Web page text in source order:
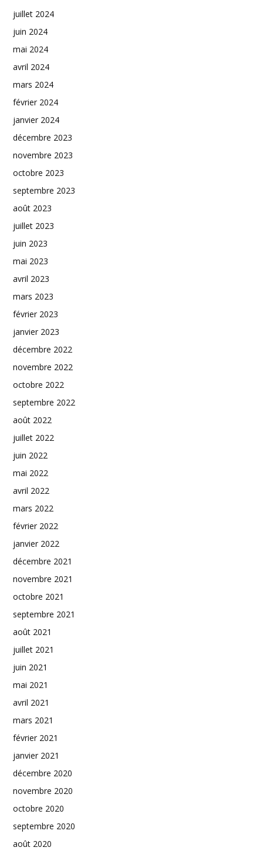
juillet 2024
juin 2024
mai 2024
avril 2024
mars 2024
février 2024
janvier 2024
décembre 2023
novembre 2023
octobre 2023
septembre 2023
août 2023
juillet 2023
juin 2023
mai 2023
avril 2023
mars 2023
février 2023
janvier 2023
décembre 2022
novembre 2022
octobre 2022
septembre 2022
août 2022
juillet 2022
juin 2022
mai 2022
avril 2022
mars 2022
février 2022
janvier 2022
décembre 2021
novembre 2021
octobre 2021
septembre 2021
août 2021
juillet 2021
juin 2021
mai 2021
avril 2021
mars 2021
février 2021
janvier 2021
décembre 2020
novembre 2020
octobre 2020
septembre 2020
août 2020